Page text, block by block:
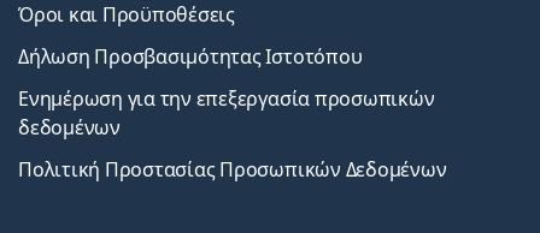
Όροι και Προϋποθέσεις
Δήλωση Προσβασιμότητας Ιστοτόπου
Ενημέρωση για την επεξεργασία προσωπικών
δεδομένων
Πολιτική Προστασίας Προσωπικών Δεδομένων